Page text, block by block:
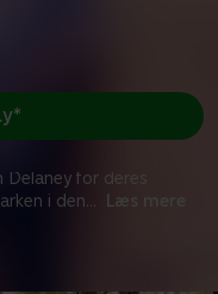
for deres
i den... Læs mere